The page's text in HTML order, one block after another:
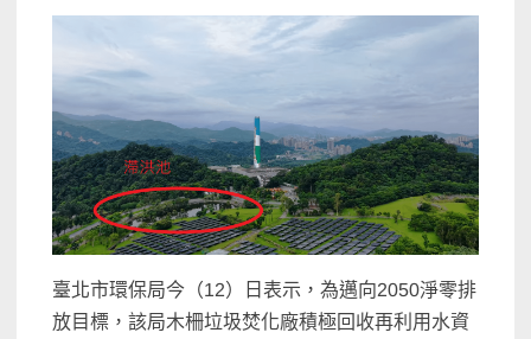
臺北市環保局今（12）日表示，為邁向2050淨零排
放目標，該局木柵垃圾焚化廠積極回收再利用水資